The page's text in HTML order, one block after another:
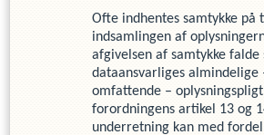
Ofte indhentes samtykke på
indsamlingen af
afgivelsen af samtykke
dataansvarliges almindelige
omfattende –
forordningens artikel 13 og
underretning kan med